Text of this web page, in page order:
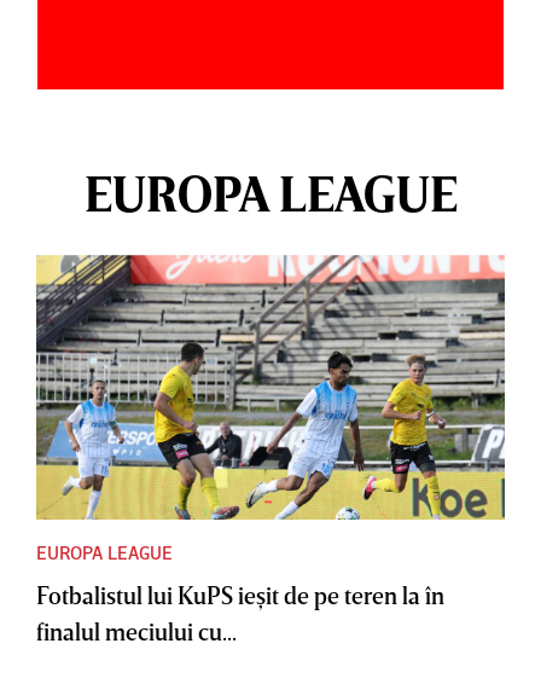
EUROPA LEAGUE
EUROPA LEAGUE
Fotbalistul lui KuPS ieşit de pe teren la în
finalul meciului cu...